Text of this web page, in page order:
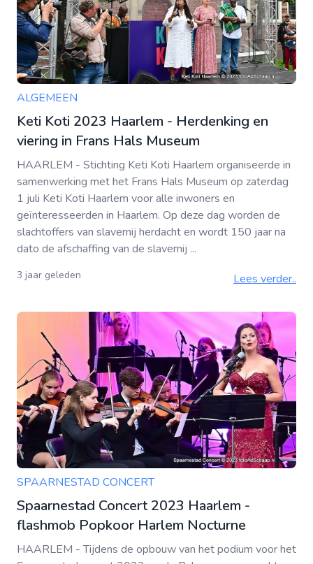
ALGEMEEN
Keti Koti 2023 Haarlem - Herdenking en
viering in Frans Hals Museum
HAARLEM - Stichting Keti Koti Haarlem organiseerde in
samenwerking met het Frans Hals Museum op zaterdag
1 juli Keti Koti Haarlem voor alle inwoners en
geïnteresseerden in Haarlem. Op deze dag worden de
slachtoffers van slavernij herdacht en wordt 150 jaar na
dato de afschaffing van de slavernij ...
3 jaar geleden Lees verder..
SPAARNESTAD CONCERT
Spaarnestad Concert 2023 Haarlem -
flashmob Popkoor Harlem Nocturne
HAARLEM - Tijdens de opbouw van het podium voor het